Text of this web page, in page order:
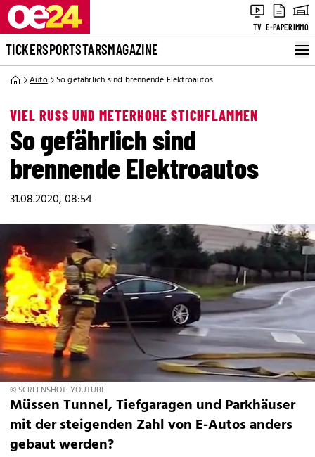
TV E-PAPERIMMO
TICKERSPORTSTARSMAGAZINE
Auto So gefährlich sind brennende Elektroautos
VIEL RUSS UND METERHOHE STICHFLAMMEN
So gefährlich sind
brennende Elektroautos
31.08.2020, 08:54
© SCREENSHOT: YOUTUBE
Müssen Tunnel, Tiefgaragen und Parkhäuser
mit der steigenden Zahl von E-Autos anders
gebaut werden?